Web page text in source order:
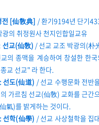
전 [仙敎典] / 환기9194년 단기
광의 취정원사 천지인합일교유
교(仙敎) / 선교 교조 박광의(
의 종맥을 계승하여 창설한 한
교 선교" 라 한다.
선도(仙道) / 선교 수행문화 전반
가르침 선교(仙敎) 교화를 근간
氣)를 밝게하는 것이다.
선학(仙學) / 선교 사상철학을 집